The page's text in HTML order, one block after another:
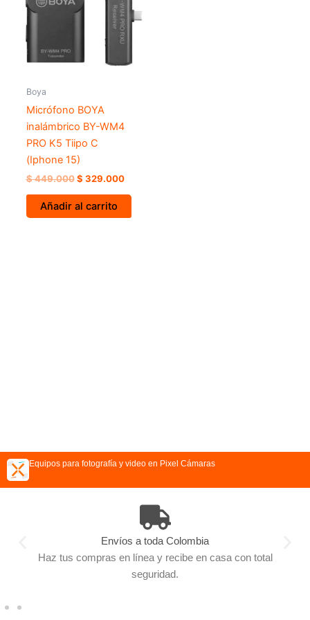
Boya
Micrófono BOYA
inalámbrico BY-WM4
PRO K5 Tiipo C
(Iphone 15)
$449.000 $ 329.000
Añadir al carrito
Equipos para fotografía y video en Pixel Cámaras
Envíos a toda Colombia
Haz tus compras en línea y recibe en casa con total
seguridad.